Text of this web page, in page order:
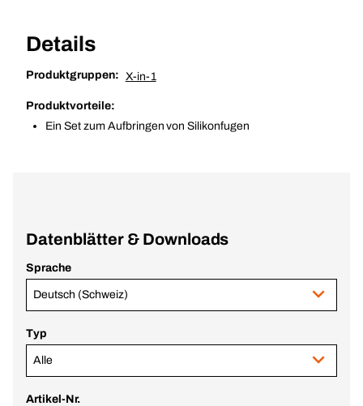
Details
Produktgruppen: X-in-1
Produktvorteile:
Ein Set zum Aufbringen von Silikonfugen
Datenblätter & Downloads
Sprache
Deutsch (Schweiz)
Typ
Alle
Artikel-Nr.